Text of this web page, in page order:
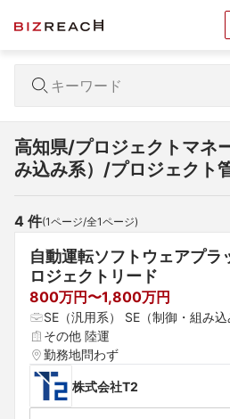
高知県/プロジェクトマネ
み込み系）/プロジェクト
4 件(1ページ/全1ページ)
自動運転ソフトウェアプラ
ロジェクトリード
800万円〜1,800万円
SE（汎用系） SE（制御・組み
ージャー（制御・組み込み系）
その他 陸運
勤務地問わず
株式会社T2